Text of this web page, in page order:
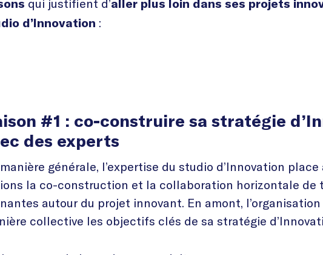
qui justifient d’aller plus loin dans ses projets
d’Innovation :
#1 : co-construire sa stratégie
des experts
générale, l’expertise du studio d’Innovation
la co-construction et la collaboration horizontale de
autour du projet innovant. En amont,
collective les objectifs clés de sa stratégie